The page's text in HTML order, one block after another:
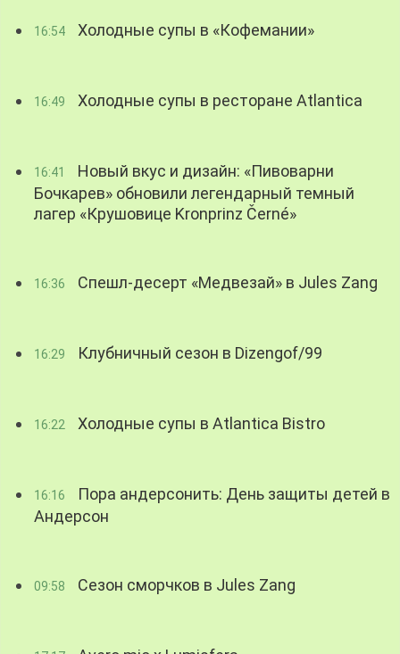
16:54 Холодные супы в «Кофемании»
16:49 Холодные супы в ресторане Atlantica
16:41
Новый вкус и дизайн: «Пивоварни
Бочкарев» обновили легендарный темный
лагер «Крушовице Kronprinz Černé»
16:36 Спешл-десерт «Медвезай» в Jules Zang
16:29 Клубничный сезон в Dizengof/99
16:22 Холодные супы в Atlantica Bistro
16:16
Пора андерсонить: День защиты детей в
Андерсон
09:58 Сезон сморчков в Jules Zang